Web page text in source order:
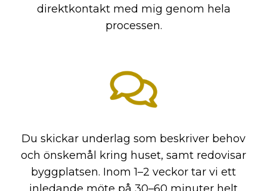
direktkontakt med mig genom hela
processen.
Du skickar underlag som beskriver behov
och önskemål kring huset, samt redovisar
byggplatsen. Inom 1–2 veckor tar vi ett